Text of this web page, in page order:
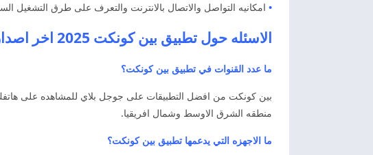
• امكانيه التواصل والاتصال بالانترنت والتعرف على طرق التشغيل
الاسئله حول تطبيق بين كونكت 2025 اخر اصدار
ما عدد القنوات في تطبيق بين كونكت؟
منطقه الشرق الاوسط وشمال افريقيا.
ما الاجهزه التي يدعمها تطبيق بين كونكت؟